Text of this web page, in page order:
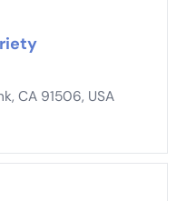
CA 91506, USA